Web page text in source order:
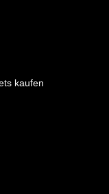
kaufen